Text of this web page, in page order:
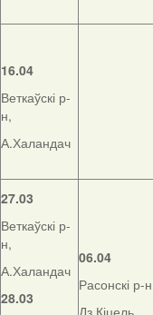
16.04
Веткаўскі р-
н,
А.Халандач
27.03
Веткаўскі р-
н,
А.Халандач
28.03
06.04
Расонскі р-
Дз.Кіцель